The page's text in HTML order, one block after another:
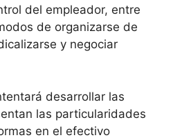
del empleador, entre
de organizarse de
y negociar
desarrollar las
las particularidades
en el efectivo